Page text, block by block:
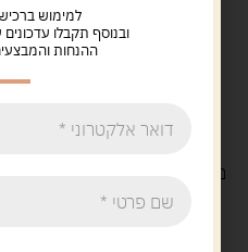
משלוח
למימוש
ובנוסף תקבלו
ההנחות